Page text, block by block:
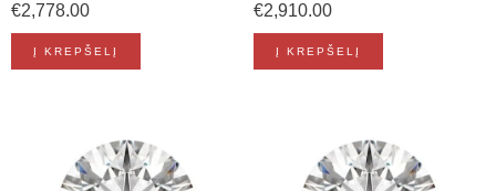
€2,778.00
Į KREPŠELĮ
€2,910.00
Į KREPŠELĮ